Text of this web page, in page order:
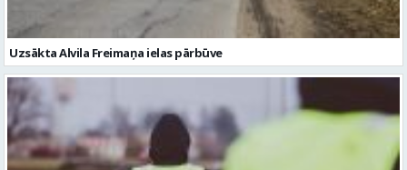
Uzsākta Alvila Freimaņa ielas pārbūve